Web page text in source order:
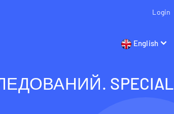
Login
English
SPECIAL